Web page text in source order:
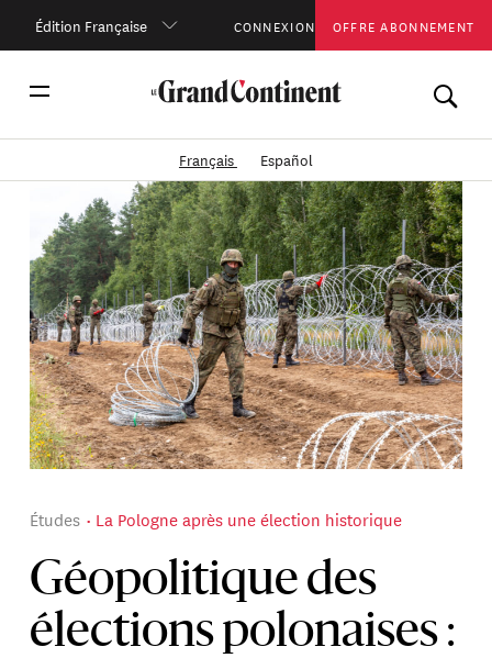
Édition Française CONNEXION OFFRE ABONNEMENT
Français Español
Géopolitique des
élections polonaises :
Études La Pologne après une élection historique